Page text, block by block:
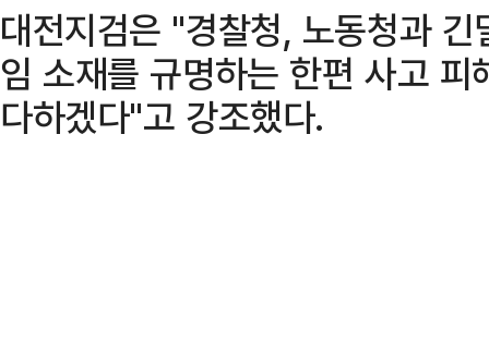
대전지검은 "경찰청, 노동청과
임 소재를 규명하는 한편 사고
다하겠다"고 강조했다.